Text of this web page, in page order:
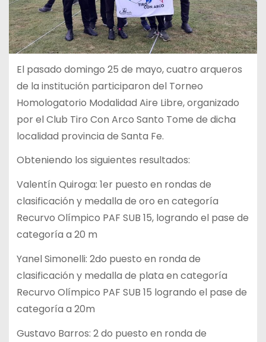
El pasado domingo 25 de mayo, cuatro arqueros
de la institución participaron del Torneo
Homologatorio Modalidad Aire Libre, organizado
por el Club Tiro Con Arco Santo Tome de dicha
localidad provincia de Santa Fe.
Obteniendo los siguientes resultados:
Valentín Quiroga: 1er puesto en rondas de
clasificación y medalla de oro en categoría
Recurvo Olímpico PAF SUB 15, logrando el pase de
categoría a 20 m
Yanel Simonelli: 2do puesto en ronda de
clasificación y medalla de plata en categoría
Recurvo Olímpico PAF SUB 15 logrando el pase de
categoría a 20m
Gustavo Barros: 2 do puesto en ronda de